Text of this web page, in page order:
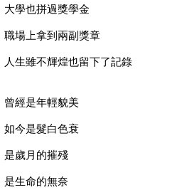
大學也拼過獎學金
職場上拿到兩副獎章
人生雖不輝煌也留下了記錄
曾經是年輕貌美
如今是髮白色衰
是歲月的摧殘
是生命的無奈